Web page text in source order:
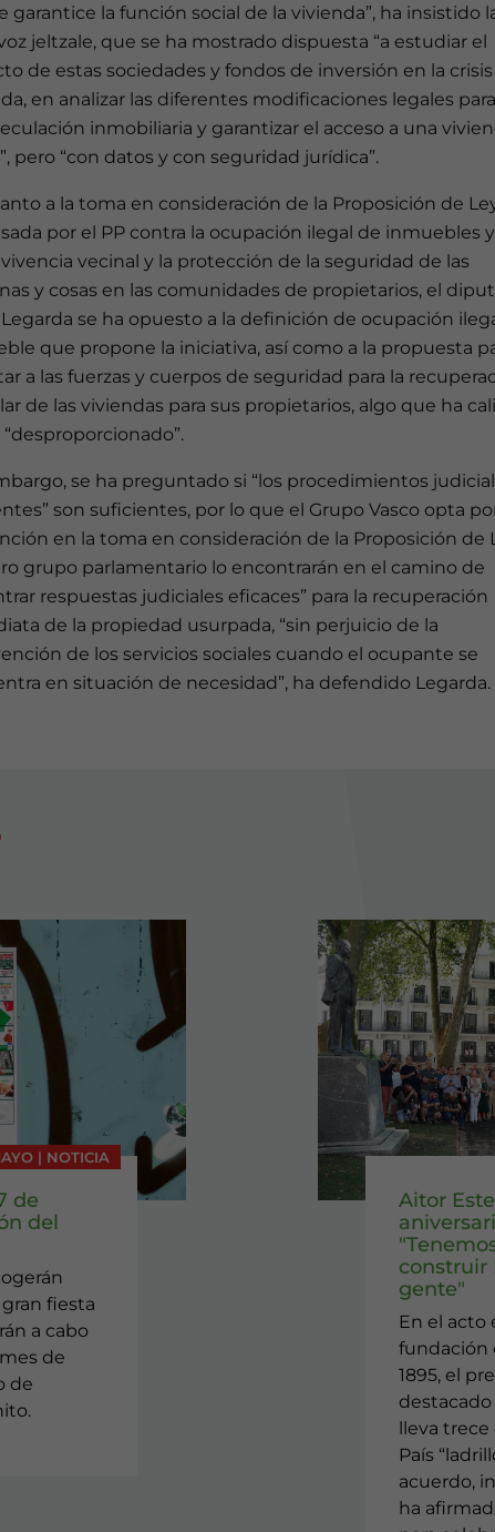
garantice la función social de la vivienda”, ha insistido
jeltzale, que se ha mostrado dispuesta “a estudiar el
de estas sociedades y fondos de inversión en la
en analizar las diferentes modificaciones legales
inmobiliaria y garantizar el acceso a una
pero “con datos y con seguridad jurídica”.
a la toma en consideración de la Proposición de
por el PP contra la ocupación ilegal de inmuebles
vecinal y la protección de la seguridad de las
y cosas en las comunidades de propietarios, el
se ha opuesto a la definición de ocupación
que propone la iniciativa, así como a la propuesta
a las fuerzas y cuerpos de seguridad para la
de las viviendas para sus propietarios, algo que ha
se ha preguntado si “los procedimientos
son suficientes, por lo que el Grupo Vasco opta
en la toma en consideración de la Proposición de
grupo parlamentario lo encontrarán en el camino de
respuestas judiciales eficaces” para la recuperación
de la propiedad usurpada, “sin perjuicio de la
de los servicios sociales cuando el ocupante se
en situación de necesidad”, ha defendido Legarda.
| NOTICIA
de
del
fiesta
a cabo
de
de
Aitor
construir
gente"
En el acto
fundación
1895, el
lleva
País
acuerdo,
ha